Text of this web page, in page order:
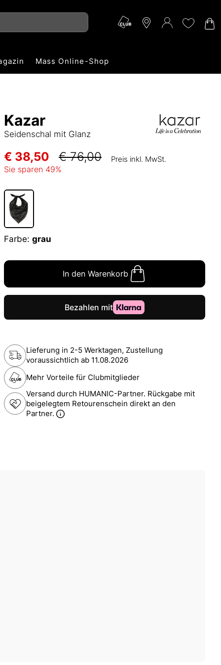
Mass Online-Shop
Kazar
Seidenschal mit Glanz
€ 38,50 € 76,00 Preis inkl. MwSt.
Sie sparen 49%
Farbe: grau
In den Warenkorb
Lieferung in 2-5 Werktagen, Zustellung
voraussichtlich ab 11.08.2026
Mehr Vorteile für Clubmitglieder
Versand durch HUMANIC-Partner. Rückgabe mit
beigelegtem Retourenschein direkt an den
Partner.